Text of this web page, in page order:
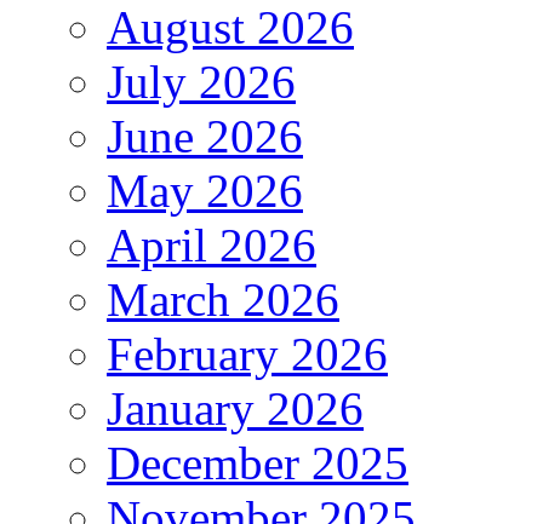
August 2026
July 2026
June 2026
May 2026
April 2026
March 2026
February 2026
January 2026
December 2025